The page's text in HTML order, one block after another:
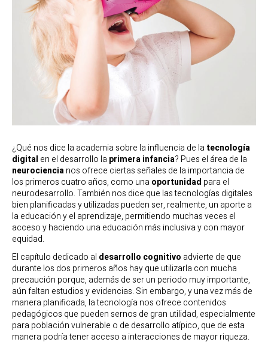
¿Qué nos dice la academia sobre la influencia de latecnología
digital en el desarrollo la primera infancia? Pues el área de la
neurociencianos ofrece ciertas señales de la importancia de
los primeros cuatro años, como una oportunidad para el
neurodesarrollo. También nos dice que las tecnologías digitales
bien planificadas y utilizadas pueden ser, realmente, un aporte a
la educación y el aprendizaje, permitiendo muchas veces el
acceso y haciendo una educación más inclusiva y con mayor
equidad.
El capítulo dedicado al desarrollo cognitivo advierte de que
durante los dos primeros años hay que utilizarla con mucha
precaución porque, además de ser un periodo muy importante,
aún faltan estudios y evidencias. Sin embargo, y una vez más de
manera planificada, la tecnología nos ofrece contenidos
pedagógicos que pueden sernos de gran utilidad, especialmente
para población vulnerable o de desarrollo atípico, que de esta
manera podría tener acceso a interacciones de mayor riqueza.